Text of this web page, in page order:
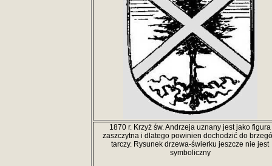
1870 r. Krzyż św. Andrzeja uznany jest jako figura
zaszczytna i dlatego powinien dochodzić do
tarczy. Rysunek drzewa-świerku jeszcze nie jest
symboliczny